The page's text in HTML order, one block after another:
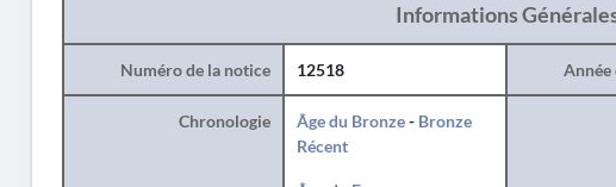
Informations
Numéro de la notice 12518 Année
Chronologie Âge du Bronze- Bronze
Récent